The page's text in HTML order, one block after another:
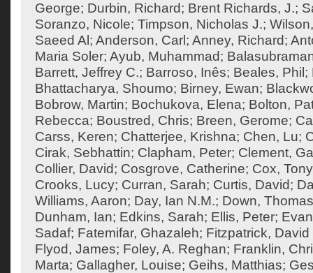
George; Durbin, Richard; Brent Richards, J.;
Soranzo, Nicole; Timpson, Nicholas J.;
Saeed Al ; Anderson, Carl ; Anney, Richard;
Maria Soler; Ayub, Muhammad;
Barrett, Jeffrey C.; Barroso, Inês; Beales, Phil ;
Bhattacharya, Shoumo; Birney, Ewan;
Bobrow, Martin; Bochukova, Elena; Bolton,
Rebecca; Boustred, Chris; Breen, Gerome;
Carss, Keren; Chatterjee, Krishna; Chen, Lu;
Cirak, Sebhattin; Clapham, Peter; Clement,
Collier, David; Cosgrove, Catherine; Cox, Tony
Crooks, Lucy; Curran, Sarah; Curtis, David;
Williams, Aaron; Day, Ian N.M.; Down, Thomas
Dunham, Ian; Edkins, Sarah; Ellis, Peter;
Sadaf; Fatemifar, Ghazaleh; Fitzpatrick, David
Flyod, James; Foley, A. Reghan; Franklin,
Marta; Gallagher, Louise; Geihs, Matthias;